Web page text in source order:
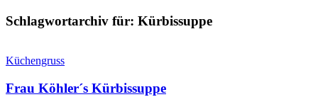
Schlagwortarchiv für: Kürbissuppe
Küchengruss
Frau Köhler´s Kürbissuppe